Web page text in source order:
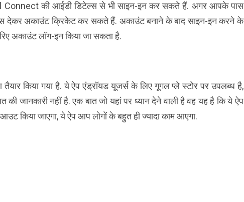
Connect की आईडी डिटेल्स से भी साइन-इन कर सकते हैं. अगर आपके पास
देकर अकाउंट क्रिकेट कर सकते हैं. अकाउंट बनाने के बाद साइन-इन करने के
अकाउंट लॉग-इन किया जा सकता है.
तैयार किया गया है. ये ऐप एंड्रॉयड यूजर्स के लिए गूगल प्ले स्टोर पर उपलब्ध है,
जानकारी नहीं है. एक बात जो यहां पर ध्यान देने वाली है वह यह है कि ये ऐप
किया जाएगा, ये ऐप आप लोगों के बहुत ही ज्यादा काम आएगा.